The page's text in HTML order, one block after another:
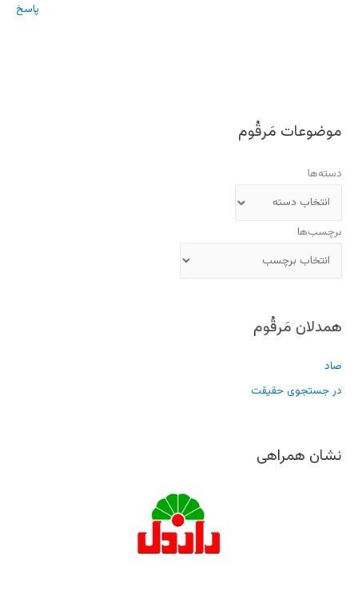
پاسخ
موضوعات مَرقُوم
دسته‌ها
برچسب‌ها
همدلان مَرقُوم
صاد
در جستجوی حقیقت
نشان همراهی